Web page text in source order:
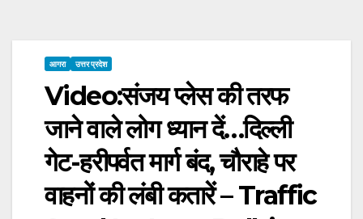
आगरा उत्तर प्रदेश
Video:संजय प्लेस की तरफ
जाने वाले लोग ध्यान दें…दिल्ली
गेट-हरीपर्वत मार्ग बंद, चौराहे पर
वाहनों की लंबी कतारें – Traffic